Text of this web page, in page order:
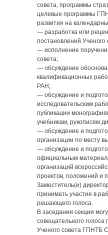
совета, программы
целевые программы
развития на
— разработка или
постановлений
— исполнение
совета;
— обсуждение
квалификационных
РАН;
— обсуждение и
исследовательским
публикации
учебникам, рукописям
— обсуждение и
организации по месту
— обсуждение и
официальным
организаций
проектов, положений и
Заместитель(и)
принимать участие в
решающего голоса.
В заседании секции
совещательного
Ученого совета ГПНТБ